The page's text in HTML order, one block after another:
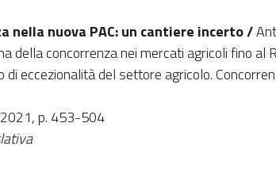
nella nuova PAC: un cantiere incerto /
della concorrenza nei mercati agricoli fino al
eccezionalità del settore agricolo.
p. 453-504